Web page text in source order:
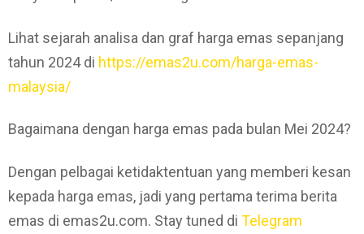
Lihat sejarah analisa dan graf harga emas sepanjang
tahun 2024 di https://emas2u.com/harga-emas-
malaysia/
Bagaimana dengan harga emas pada bulan Mei 2024?
Dengan pelbagai ketidaktentuan yang memberi kesan
kepada harga emas, jadi yang pertama terima berita
emas di emas2u.com. Stay tuned di Telegram